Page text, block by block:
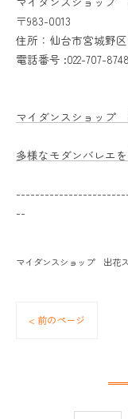
〒983-0013
住所：仙台市宮城野区
電話番号 :022-707-8748
マイダンスショップ
多様なモダンバレエ
--
マイダンスショップ 出花
< 前のページ